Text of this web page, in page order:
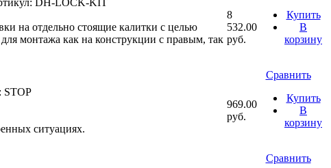
на отдельно стоящие калитки с целью
монтажа как на конструкции с правым, так
8
532.00
руб.
Купить
В
корзину
STOP
ситуациях.
969.00
руб.
Сравнить
Купить
В
корзину
Сравнить